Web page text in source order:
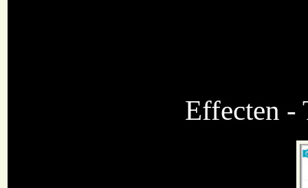
Effecten -